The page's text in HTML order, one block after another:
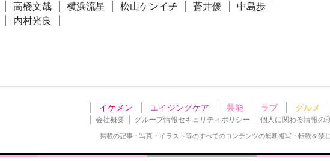
高橋文哉 横浜流星 松山ケンイチ 蒼井優
中島歩
内村光良
イケメン エイジングケア 芸能 ラブ グルメ
会社概要 グループ情報セキュリティポリシー 個人に関わる情報の
掲載の記事・写真・イラスト等のすべてのコンテンツの無断複写・転載を禁じ